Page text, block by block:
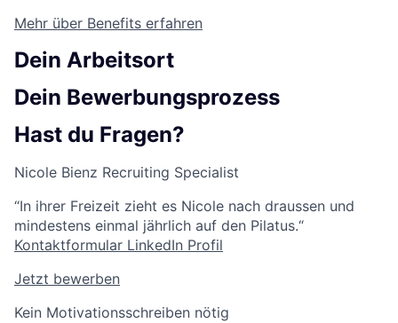
Mehr über Benefits erfahren
Dein Arbeitsort
Dein Bewerbungsprozess
Hast du Fragen?
Nicole Bienz Recruiting Specialist
“In ihrer Freizeit zieht es Nicole nach draussen und
mindestens einmal jährlich auf den Pilatus.“
Kontaktformular LinkedIn Profil
Jetzt bewerben
Kein Motivationsschreiben nötig